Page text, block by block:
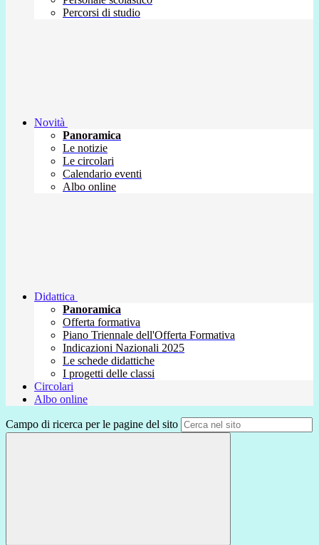
Percorsi di studio
Novità
Panoramica
Le notizie
Le circolari
Calendario eventi
Albo online
Didattica
Panoramica
Offerta formativa
Piano Triennale dell'Offerta Formativa
Indicazioni Nazionali 2025
Le schede didattiche
I progetti delle classi
Circolari
Albo online
Campo di ricerca per le pagine del sito